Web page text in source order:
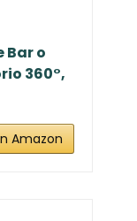
Bar o
360°,
Amazon